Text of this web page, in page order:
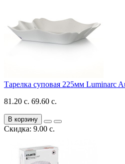
Тарелка суповая 225мм Luminarc
81.20 с. 69.60 с.
В корзину
Скидка: 9.00 с.